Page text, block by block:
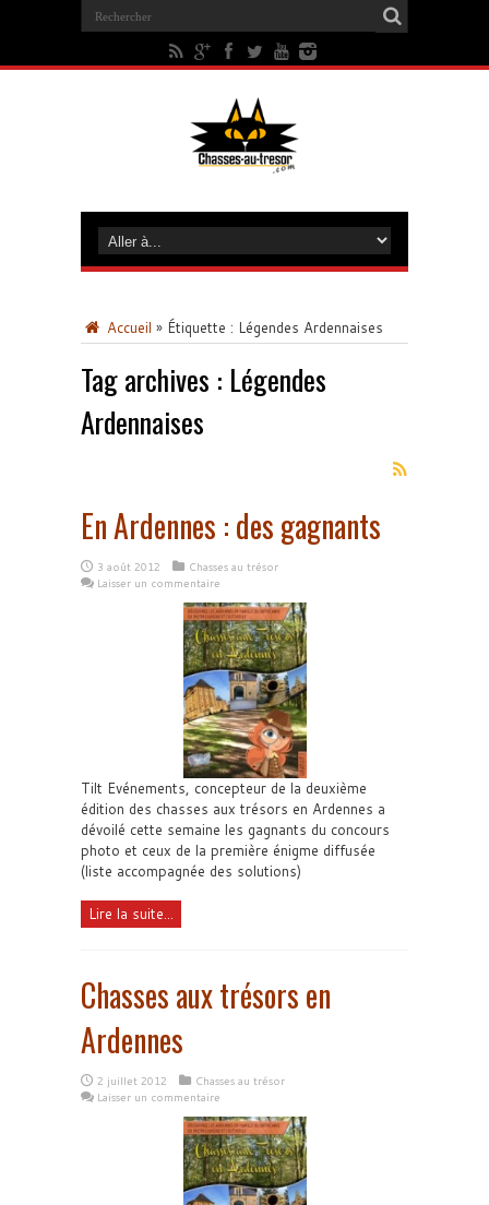
Accueil » Étiquette : Légendes Ardennaises
Tag archives : Légendes
Ardennaises
En Ardennes : des gagnants
3 août 2012
Chasses au trésor
Laisser un commentaire
Tilt Evénements, concepteur de la deuxième
édition des chasses aux trésors en Ardennes a
dévoilé cette semaine les gagnants du concours
photo et ceux de la première énigme diffusée
(liste accompagnée des solutions)
Lire la suite...
Chasses aux trésors en
Ardennes
2 juillet 2012
Chasses au trésor
Laisser un commentaire